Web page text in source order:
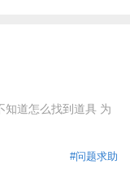
知道怎么找到道具 为
#问题求助